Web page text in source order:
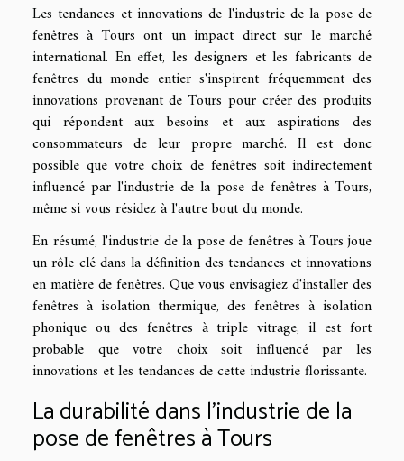
Les tendances et innovations de l'industrie de la pose de
fenêtres à Tours ont un impact direct sur le marché
international. En effet, les designers et les fabricants de
fenêtres du monde entier s'inspirent fréquemment des
innovations provenant de Tours pour créer des produits
qui répondent aux besoins et aux aspirations des
consommateurs de leur propre marché. Il est donc
possible que votre choix de fenêtres soit indirectement
influencé par l'industrie de la pose de fenêtres à Tours,
même si vous résidez à l'autre bout du monde.
En résumé, l'industrie de la pose de fenêtres à Tours joue
un rôle clé dans la définition des tendances et innovations
en matière de fenêtres. Que vous envisagiez d'installer des
fenêtres à isolation thermique, des fenêtres à isolation
phonique ou des fenêtres à triple vitrage, il est fort
probable que votre choix soit influencé par les
innovations et les tendances de cette industrie florissante.
La durabilité dans l'industrie de la
pose de fenêtres à Tours